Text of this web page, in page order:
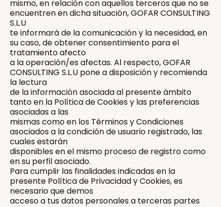
mismo, en relación con aquellos terceros que no se
encuentren en dicha situación, GOFAR CONSULTING
S.L.U
te informará de la comunicación y la necesidad, en
su caso, de obtener consentimiento para el
tratamiento afecto
a la operación/es afectas. Al respecto, GOFAR
CONSULTING S.L.U pone a disposición y recomienda
la lectura
de la información asociada al presente ámbito
tanto en la Política de Cookies y las preferencias
asociadas a las
mismas como en los Términos y Condiciones
asociados a la condición de usuario registrado, las
cuales estarán
disponibles en el mismo proceso de registro como
en su perfil asociado.
Para cumplir las finalidades indicadas en la
presente Política de Privacidad y Cookies, es
necesario que demos
acceso a tus datos personales a terceras partes